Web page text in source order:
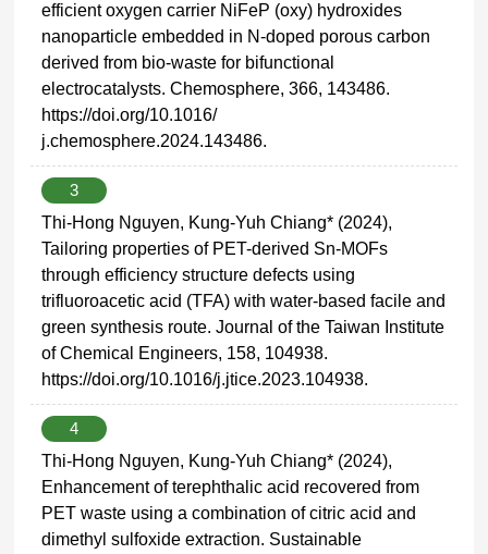
efficient oxygen carrier NiFeP (oxy) hydroxides
nanoparticle embedded in N-doped porous carbon
derived from bio-waste for bifunctional
electrocatalysts. Chemosphere, 366, 143486.
https://doi.org/10.1016/
j.chemosphere.2024.143486.
3
Thi-Hong Nguyen, Kung-Yuh Chiang* (2024),
Tailoring properties of PET-derived Sn-MOFs
through efficiency structure defects using
trifluoroacetic acid (TFA) with water-based facile and
green synthesis route. Journal of the Taiwan Institute
of Chemical Engineers, 158, 104938.
https://doi.org/10.1016/j.jtice.2023.104938.
4
Thi-Hong Nguyen, Kung-Yuh Chiang* (2024),
Enhancement of terephthalic acid recovered from
PET waste using a combination of citric acid and
dimethyl sulfoxide extraction. Sustainable